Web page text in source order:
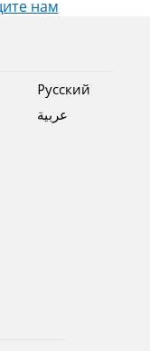
нам
Pусский
عربية